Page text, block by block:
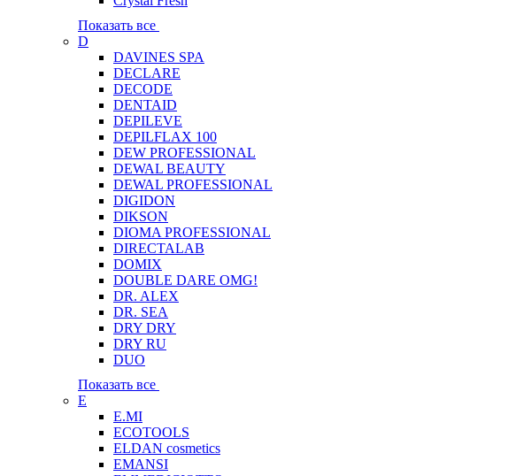
Показать все
D
DAVINES SPA
DECLARE
DECODE
DENTAID
DEPILEVE
DEPILFLAX 100
DEW PROFESSIONAL
DEWAL BEAUTY
DEWAL PROFESSIONAL
DIGIDON
DIKSON
DIOMA PROFESSIONAL
DIRECTALAB
DOMIX
DOUBLE DARE OMG!
DR. ALEX
DR. SEA
DRY DRY
DRY RU
DUO
Показать все
E
E.MI
ECOTOOLS
ELDAN cosmetics
EMANSI